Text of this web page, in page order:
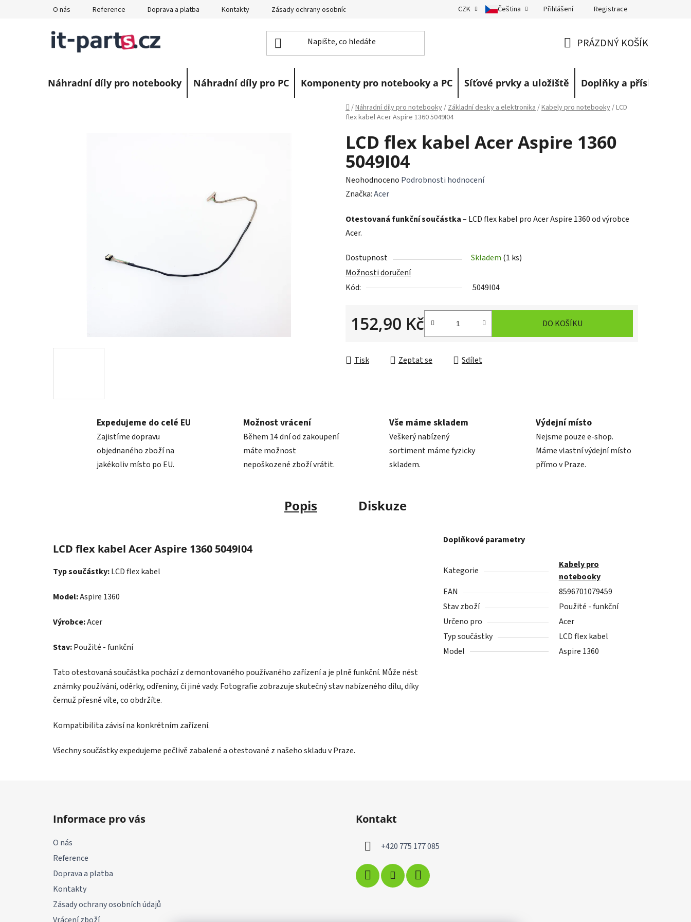
O nás Reference Doprava a platba Kontakty Zásady ochrany osobních údajů Reklamace Obchodní podmínky Blog
CZK Čeština Přihlášení Registrace
KOŠÍK
PRÁZDNÝ KOŠÍK
Náhradní díly pro notebooky Náhradní díly pro PC Komponenty pro notebooky a PC Síťové prvky a uložiště Doplňky a příslušenství
Domů
/Náhradní díly pro notebooky/Základní desky a elektronika/Kabely pro notebooky/LCD
flex kabel Acer Aspire 1360 5049I04
LCD flex kabel Acer Aspire 1360
5049I04
Průměrné
hodnocení
je
0,0
5
hvězdiček.
Neohodnoceno Podrobnosti hodnocení
Značka:Acer
Otestovaná funkční součástka– LCD flex kabel pro Acer Aspire 1360 od výrobce
Acer.
Dostupnost Skladem (1 ks)
Možnosti doručení
Kód:
5049I04
152,90 Kč DO KOŠÍKU
Tisk Zeptat se Sdílet
Expedujeme do celé EU
Zajistíme dopravu
objednaného zboží na
jakékoliv místo po EU.
Možnost vrácení
Během 14 dní od zakoupení
máte možnost
nepoškozené zboží vrátit.
Vše máme skladem
Veškerý nabízený
sortiment máme fyzicky
skladem.
Výdejní místo
Nejsme pouze e-shop.
Máme vlastní výdejní místo
přímo v Praze.
Popis Diskuze
LCD flex kabel Acer Aspire 1360 5049I04
Typ součástky:LCD flex kabel
Model:Aspire 1360
Výrobce:Acer
Stav:Použité - funkční
Tato otestovaná součástka pochází z demontovaného používaného zařízení a je plně funkční. Může nést
známky používání, oděrky, odřeniny, či jiné vady. Fotografie zobrazuje skutečný stav nabízeného dílu, díky
čemuž přesně víte, co obdržíte.
Kompatibilita závisí na konkrétním zařízení.
Všechny součástky expedujeme pečlivě zabalené a otestované z našeho skladu v Praze.
Doplňkové parametry
Kategorie
Kabely pro
notebooky
EAN
8596701079459
Stav zboží
Použité - funkční
Určeno pro
Acer
Typ součástky
LCD flex kabel
Model
Aspire 1360
Informace pro vás
O nás
Reference
Doprava a platba
Kontakty
Zásady ochrany osobních údajů
Kontakt
+420 775 177 085